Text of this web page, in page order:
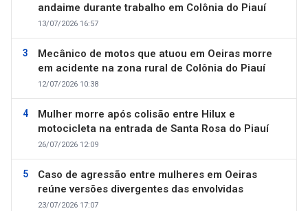
andaime durante trabalho em Colônia do Piauí
13/07/2026 16:57
Mecânico de motos que atuou em Oeiras morre
em acidente na zona rural de Colônia do Piauí
12/07/2026 10:38
Mulher morre após colisão entre Hilux e
motocicleta na entrada de Santa Rosa do Piauí
26/07/2026 12:09
Caso de agressão entre mulheres em Oeiras
reúne versões divergentes das envolvidas
23/07/2026 17:07